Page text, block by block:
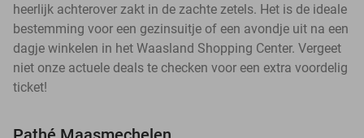
heerlijk achterover zakt in de zachte zetels. Het is de ideale
bestemming voor een gezinsuitje of een avondje uit na een
dagje winkelen in het Waasland Shopping Center. Vergeet
niet onze actuele deals te checken voor een extra voordelig
ticket!